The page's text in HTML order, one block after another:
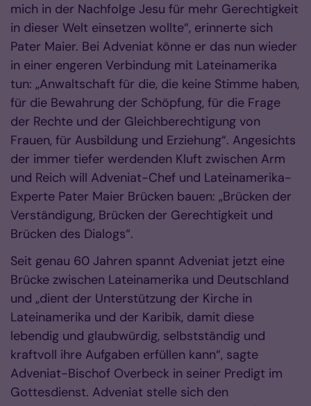
mich in der Nachfolge Jesu für mehr Gerechtigkeit
in dieser Welt einsetzen wollte“, erinnerte sich
Pater Maier. Bei Adveniat könne er das nun wieder
in einer engeren Verbindung mit Lateinamerika
tun: „Anwaltschaft für die, die keine Stimme haben,
für die Bewahrung der Schöpfung, für die Frage
der Rechte und der Gleichberechtigung von
Frauen, für Ausbildung und Erziehung“. Angesichts
der immer tiefer werdenden Kluft zwischen Arm
und Reich will Adveniat-Chef und Lateinamerika-
Experte Pater Maier Brücken bauen: „Brücken der
Verständigung, Brücken der Gerechtigkeit und
Brücken des Dialogs“.
Seit genau 60 Jahren spannt Adveniat jetzt eine
Brücke zwischen Lateinamerika und Deutschland
und „dient der Unterstützung der Kirche in
Lateinamerika und der Karibik, damit diese
lebendig und glaubwürdig, selbstständig und
kraftvoll ihre Aufgaben erfüllen kann“, sagte
Adveniat-Bischof Overbeck in seiner Predigt im
Gottesdienst. Adveniat stelle sich den